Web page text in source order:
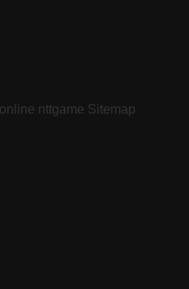
nttgame Sitemap